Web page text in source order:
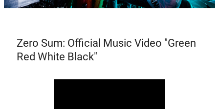
Zero Sum: Official Music Video "Green
Red White Black"